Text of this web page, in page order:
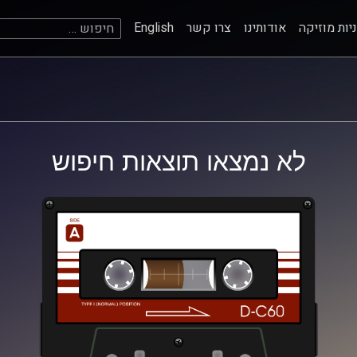
מוזיקה אודותינו צרו קשר English חיפוש:
לא נמצאו תוצאות חיפוש